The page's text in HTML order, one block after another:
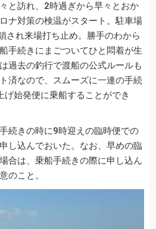
と訪れ、2時過ぎから早々とおか
ナ対策の検温がスタート。駐車場
され来場打ち止め。勝手のわから
手続きにまごついてひと悶着が生
過去の釣行で渡船の公式ルールも
済なので、スムーズに一連の手続
げ始発便に乗船することができ
続きの時に9時迎えの臨時便での
し込んでおいた。なお、早めの臨
合は、乗船手続きの際に申し込ん
のこと。